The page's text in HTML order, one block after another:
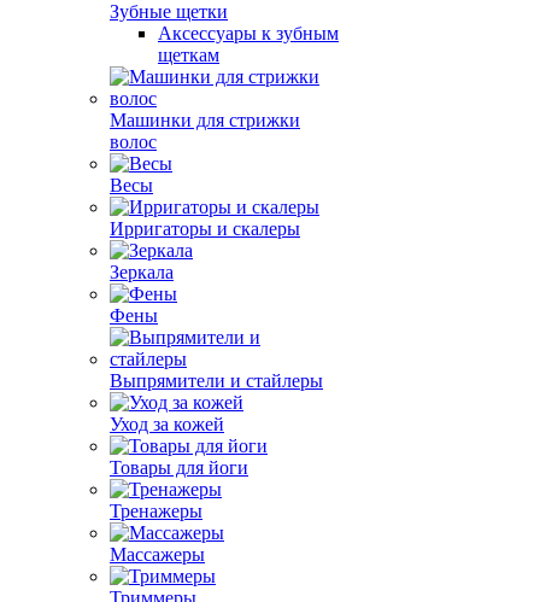
Зубные щетки
Аксессуары к зубным
щеткам
Машинки для стрижки
волос
Весы
Ирригаторы и скалеры
Зеркала
Фены
Выпрямители и стайлеры
Уход за кожей
Товары для йоги
Тренажеры
Массажеры
Триммеры